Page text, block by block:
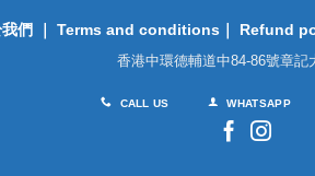
們 Terms and conditions Refund
香港中環德輔道中84-86號章記
CALL US WHATSAPP